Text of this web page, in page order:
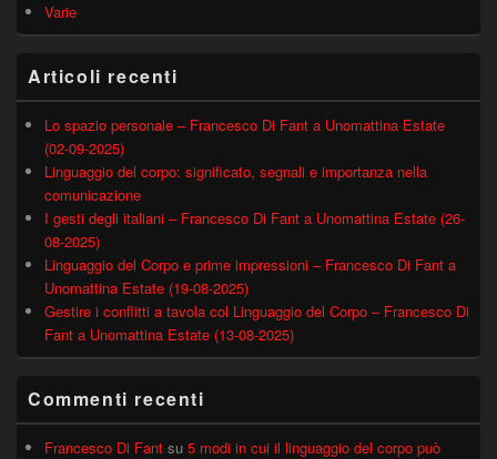
Varie
Articoli recenti
Lo spazio personale – Francesco Di Fant a Unomattina Estate
(02-09-2025)
Linguaggio del corpo: significato, segnali e importanza nella
comunicazione
I gesti degli italiani – Francesco Di Fant a Unomattina Estate (26-
08-2025)
Linguaggio del Corpo e prime impressioni – Francesco Di Fant a
Unomattina Estate (19-08-2025)
Gestire i conflitti a tavola col Linguaggio del Corpo – Francesco Di
Fant a Unomattina Estate (13-08-2025)
Commenti recenti
Francesco Di Fant su 5 modi in cui il linguaggio del corpo può